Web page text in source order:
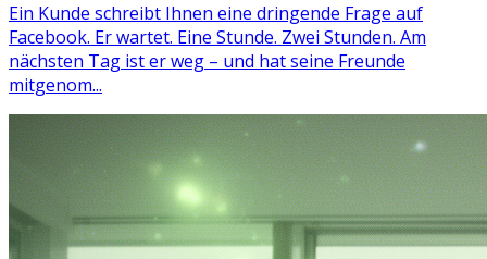
Ein Kunde schreibt Ihnen eine dringende Frage auf
Facebook. Er wartet. Eine Stunde. Zwei Stunden. Am
nächsten Tag ist er weg – und hat seine Freunde
mitgenom...